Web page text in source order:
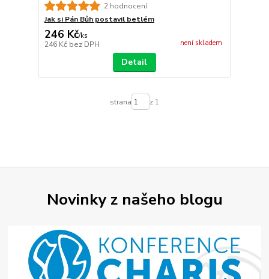
2 hodnocení
Jak si Pán Bůh postavil betlém
246 Kč/ks
246 Kč bez DPH není skladem
Detail
strana z 1
Novinky z našeho blogu